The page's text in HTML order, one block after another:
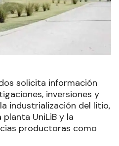
solicita información
inversiones y
industrialización del litio,
UniLiB y la
productoras como